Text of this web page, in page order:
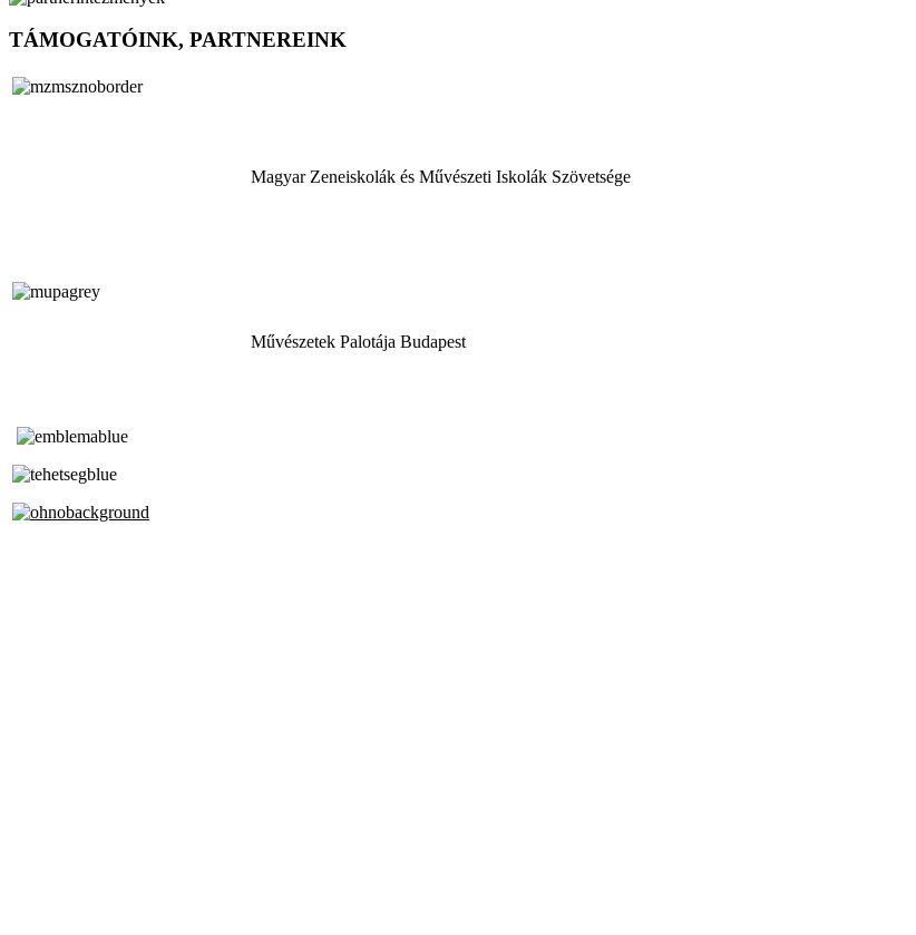
TÁMOGATÓINK, PARTNEREINK
Magyar Zeneiskolák és Művészeti Iskolák Szövetsége
Művészetek Palotája Budapest